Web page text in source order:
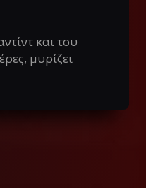
και του
μυρίζει